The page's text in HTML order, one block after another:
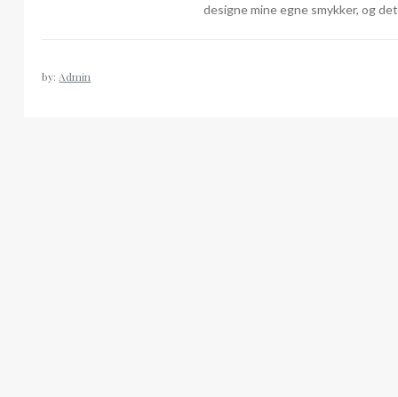
designe mine egne smykker, og
by: Admin